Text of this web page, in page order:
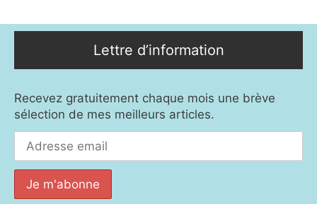
Lettre d’information
Recevez gratuitement chaque mois une brève
sélection de mes meilleurs articles.